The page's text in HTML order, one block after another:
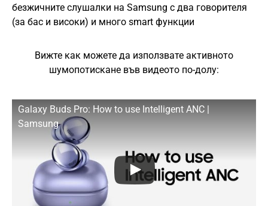
безжичните слушалки на Samsung с два говорителя
(за бас и високи) и много smart функции
Вижте как можете да използвате активното
шумопотискане във видеото по-долу:
Galaxy Buds Pro: How to use Intelligent ANC |
Samsung